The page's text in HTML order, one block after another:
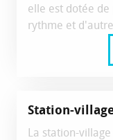
elle est dotée de
rythme et
Station-
La station-